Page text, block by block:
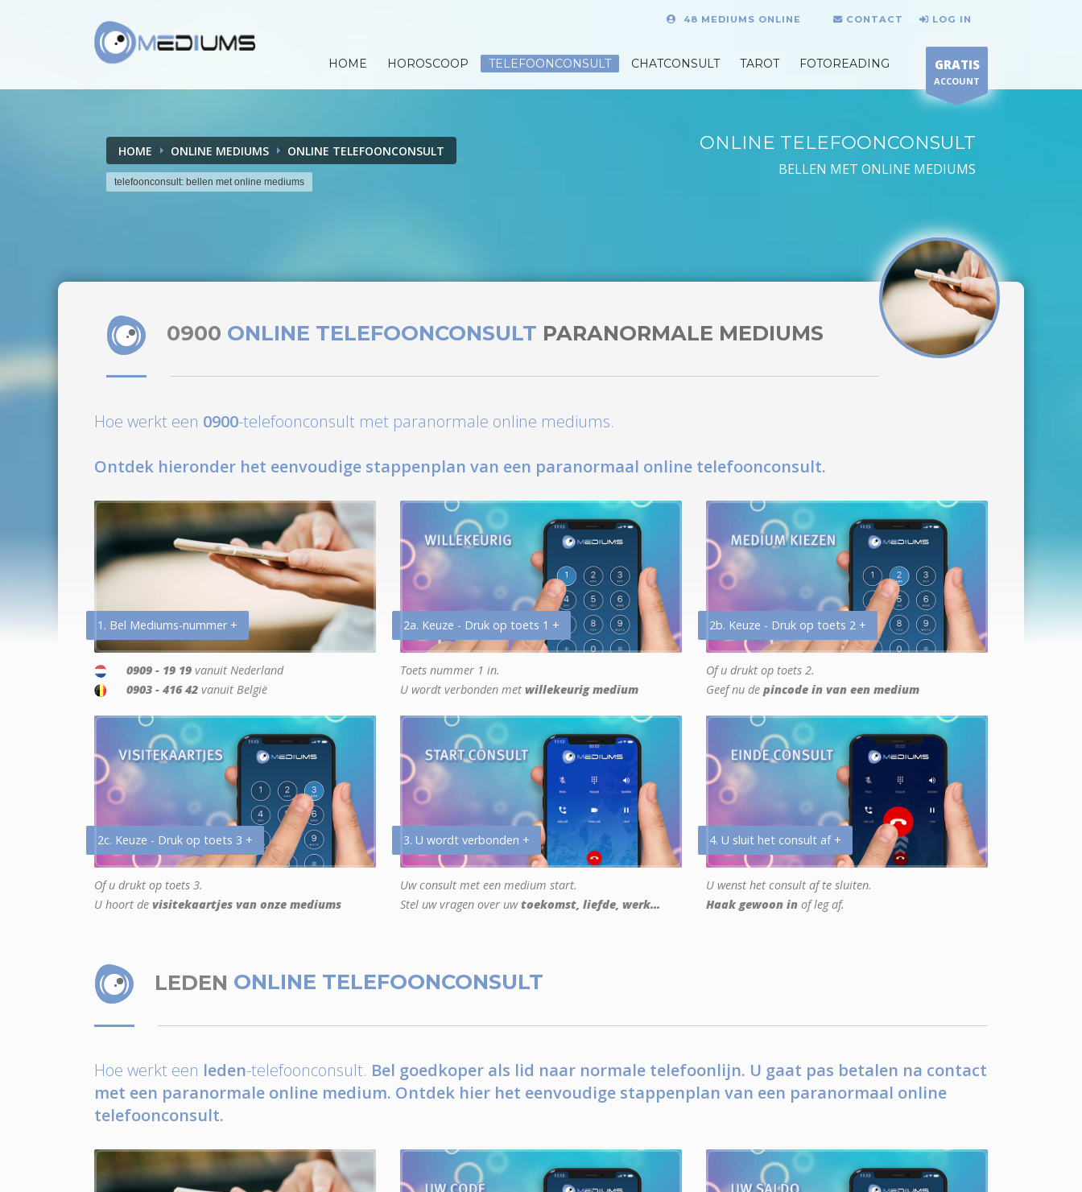
48 MEDIUMS ONLINE CONTACT LOG IN
HOME HOROSCOOP TELEFOONCONSULT CHATCONSULT TAROT FOTOREADING GRATIS
ACCOUNT
HOME ONLINE MEDIUMS ONLINE TELEFOONCONSULT
telefoonconsult: bellen met online mediums
ONLINE TELEFOONCONSULT
BELLEN MET ONLINE MEDIUMS
0900 ONLINE TELEFOONCONSULT PARANORMALE MEDIUMS
Hoe werkt een 0900-telefoonconsult met paranormale online mediums.
Ontdek hieronder het eenvoudige stappenplan van een paranormaal online telefoonconsult.
1. Bel Mediums-nummer +
0909 - 19 19 vanuit Nederland
0903 - 416 42 vanuit België
2a. Keuze - Druk op toets 1 +
Toets nummer 1 in.
U wordt verbonden met willekeurig medium
2b. Keuze - Druk op toets 2 +
Of u drukt op toets 2.
Geef nu de pincode in van een medium
2c. Keuze - Druk op toets 3 +
Of u drukt op toets 3.
U hoort de visitekaartjes van onze mediums
3. U wordt verbonden +
Uw consult met een medium start.
Stel uw vragen over uwtoekomst, liefde, werk...
4. U sluit het consult af +
U wenst het consult af te sluiten.
Haak gewoon in of leg af.
LEDEN ONLINE TELEFOONCONSULT
Hoe werkt een leden-telefoonconsult. Bel goedkoper als lid naar normale telefoonlijn. U gaat pas betalen na contact
met een paranormale online medium. Ontdek hier het eenvoudige stappenplan van een paranormaal online
telefoonconsult.